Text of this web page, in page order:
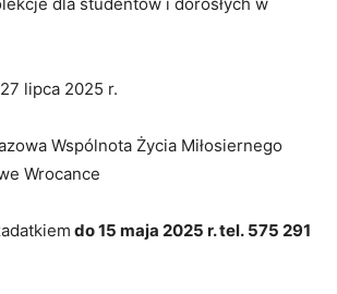
dla studentów i dorosłych w
27 lipca 2025 r.
Wspólnota Życia Miłosiernego
Wrocance
do 15 maja 2025 r. tel. 575 291